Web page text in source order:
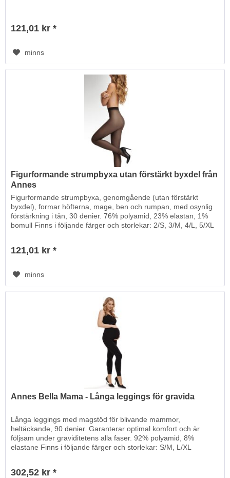
121,01 kr *
minns
Figurformande strumpbyxa utan förstärkt byxdel från
Annes
Figurformande strumpbyxa, genomgående (utan förstärkt
byxdel), formar höfterna, mage, ben och rumpan, med osynlig
förstärkning i tån, 30 denier. 76% polyamid, 23% elastan, 1%
bomull Finns i följande färger och storlekar: 2/S, 3/M, 4/L, 5/XL
121,01 kr *
minns
Annes Bella Mama - Långa leggings för gravida
Långa leggings med magstöd för blivande mammor,
heltäckande, 90 denier. Garanterar optimal komfort och är
följsam under graviditetens alla faser. 92% polyamid, 8%
elastane Finns i följande färger och storlekar: S/M, L/XL
302,52 kr *